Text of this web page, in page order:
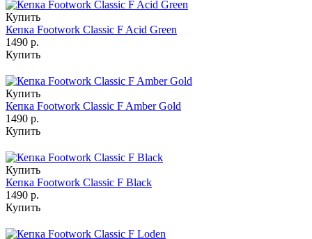
Купить
Кепка Footwork Classic F Acid Green
1490 р.
Купить
Купить
Кепка Footwork Classic F Amber Gold
1490 р.
Купить
Купить
Кепка Footwork Classic F Black
1490 р.
Купить